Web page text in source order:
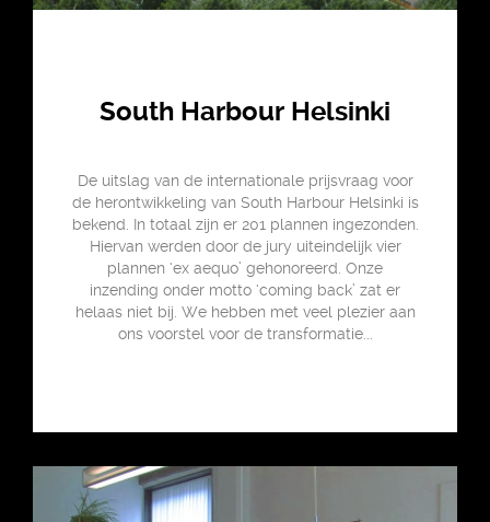
South Harbour Helsinki
De uitslag van de internationale prijsvraag voor
de herontwikkeling van South Harbour Helsinki is
bekend. In totaal zijn er 201 plannen ingezonden.
Hiervan werden door de jury uiteindelijk vier
plannen ‘ex aequo’ gehonoreerd. Onze
inzending onder motto ‘coming back’ zat er
helaas niet bij. We hebben met veel plezier aan
ons voorstel voor de transformatie...